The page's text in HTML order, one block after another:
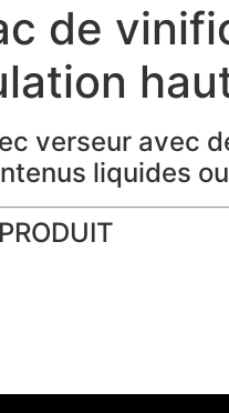
de
verseur avec
liquides